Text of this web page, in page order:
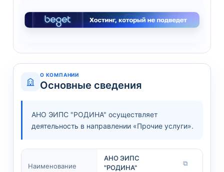
О КОМПАНИИ
Основные сведения
АНО ЭИПС "РОДИНА" осуществляет
деятельность в направлении «Прочие услуги».
Наименование
АНО ЭИПС
"РОДИНА"
⧉